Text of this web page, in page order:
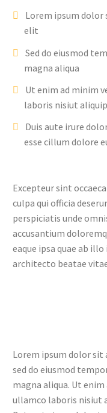
Lorem ipsum
elit
Sed do eiusmod
magna aliqua
Ut enim ad minim
laboris nisiut aliquip
Duis aute irure
esse cillum dolore
Excepteur sint
culpa qui officia
perspiciatis unde
accusantium
eaque ipsa quae ab
architecto beatae
Lorem ipsum dolor
sed do eiusmod
magna aliqua. Ut
ullamco laboris nisiut